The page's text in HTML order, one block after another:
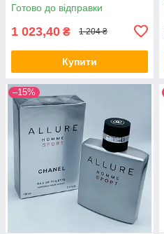
Готово до відправки
1 023,40 ₴ 1 204 ₴
Купити
–15%